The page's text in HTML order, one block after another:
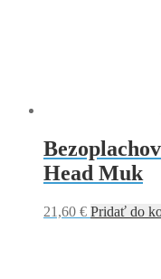
Head Muk
21,60 € Pridať do